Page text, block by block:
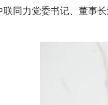
同力党委书记、董事